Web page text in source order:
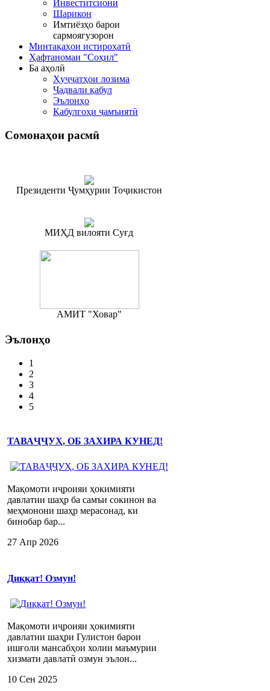
Инвеститсионӣ
Шарикон
Имтиёзҳо барои
сармоягузорон
Минтақаҳои истироҳатӣ
Ҳафтаномаи "Соҳил"
Ба аҳолӣ
Ҳуҷҷатҳои лозима
Ҷадвали қабул
Эълонҳо
Қабулгоҳи ҷамъиятӣ
Сомонаҳои расмӣ
Президенти Ҷумҳурии Тоҷикистон
МИҲД вилояти Суғд
АМИТ "Ховар"
Эълонҳо
1
2
3
4
5
ТАВАҶҶУҲ, ОБ ЗАХИРА КУНЕД!
Мақомоти иҷроияи ҳокимияти
давлатии шаҳр ба самъи сокинон ва
меҳмонони шаҳр мерасонад, ки
бинобар бар...
27 Апр 2026
Диққат! Озмун!
Мақомоти иҷроияи ҳокимияти
давлатии шаҳри Гулистон барои
ишғоли мансабҳои холии маъмурии
хизмати давлатӣ озмун эълон...
10 Сен 2025